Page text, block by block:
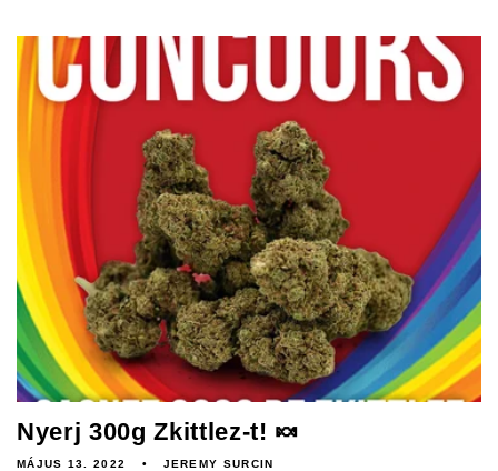
Nyerj 300g Zkittlez-t! 🍬
MÁJUS 13. 2022 JEREMY SURCIN